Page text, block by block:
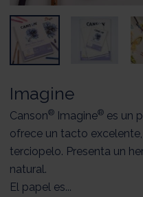
Imagine
Canson® Imagine® es un
ofrece un tacto
terciopelo. Presenta un
natural.
El papel es...